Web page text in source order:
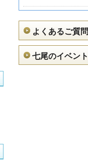
よくあるご質問
七尾のイベント